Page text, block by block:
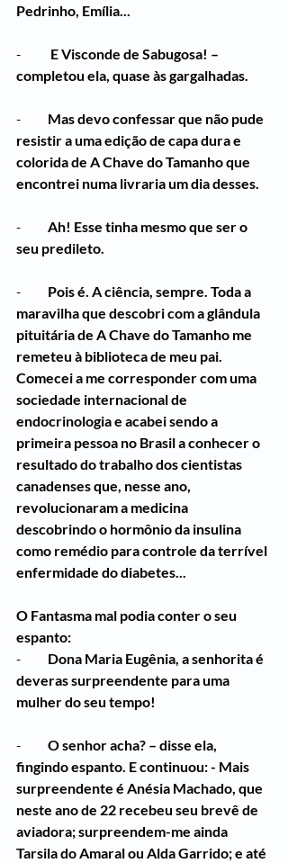
Pedrinho, Emília...
-
E Visconde de Sabugosa! –
completou ela, quase às gargalhadas.
- Mas devo confessar que não pude
resistir a uma edição de capa dura e
colorida de A Chave do Tamanho que
encontrei numa livraria um dia desses.
- Ah! Esse tinha mesmo que ser o
seu predileto.
- Pois é. A ciência, sempre. Toda a
maravilha que descobri com a glândula
pituitária de A Chave do Tamanho me
remeteu à biblioteca de meu pai.
Comecei a me corresponder com uma
sociedade internacional de
endocrinologia e acabei sendo a
primeira pessoa no Brasil a conhecer o
resultado do trabalho dos cientistas
canadenses que, nesse ano,
revolucionaram a medicina
descobrindo o hormônio da insulina
como remédio para controle da terrível
enfermidade do diabetes...
O Fantasma mal podia conter o seu
espanto:
- Dona Maria Eugênia, a senhorita é
deveras surpreendente para uma
mulher do seu tempo!
- O senhor acha? – disse ela,
fingindo espanto. E continuou: - Mais
surpreendente é Anésia Machado, que
neste ano de 22 recebeu seu brevê de
aviadora; surpreendem-me ainda
Tarsila do Amaral ou Alda Garrido; e até